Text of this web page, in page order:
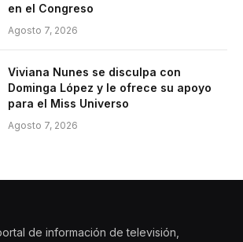
en el Congreso
Agosto 7, 2026
Viviana Nunes se disculpa con
Dominga López y le ofrece su apoyo
para el Miss Universo
Agosto 7, 2026
de información de televisión,